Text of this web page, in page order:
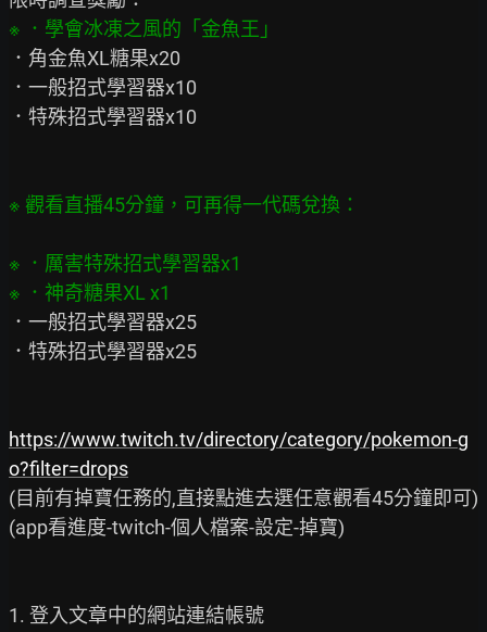
．角金魚XL糖果x20
．一般招式學習器x10
．特殊招式學習器x10
※ ．厲害特殊招式學習器x1
．一般招式學習器x25
．特殊招式學習器x25
https://www.twitch.tv/directory/category/pokemon-g
o?filter=drops
(目前有掉寶任務的,直接點進去選任意觀看45分鐘即可)
(app看進度-twitch-個人檔案-設定-掉寶)
1. 登入文章中的網站連結帳號